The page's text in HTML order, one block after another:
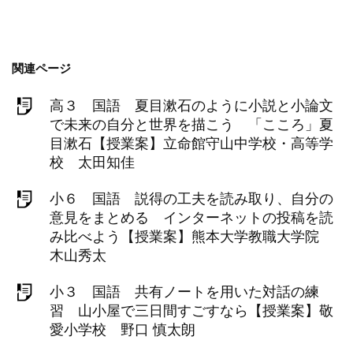
関連ページ
高３ 国語 夏目漱石のように小説と小論文
で未来の自分と世界を描こう 「こころ」夏
目漱石【授業案】立命館守山中学校・高等学
校 太田知佳
小６ 国語 説得の工夫を読み取り、自分の
意見をまとめる インターネットの投稿を読
み比べよう【授業案】熊本大学教職大学院
木山秀太
小３ 国語 共有ノートを用いた対話の練
習 山小屋で三日間すごすなら【授業案】敬
愛小学校 野口 慎太朗